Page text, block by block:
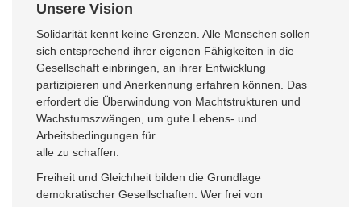
Unsere Vision
Solidarität kennt keine Grenzen. Alle Menschen sollen
sich entsprechend ihrer eigenen Fähigkeiten in die
Gesellschaft einbringen, an ihrer Entwicklung
partizipieren und Anerkennung erfahren können. Das
erfordert die Überwindung von Machtstrukturen und
Wachstumszwängen, um gute Lebens- und
Arbeitsbedingungen für
alle zu schaffen.
Freiheit und Gleichheit bilden die Grundlage
demokratischer Gesellschaften. Wer frei von